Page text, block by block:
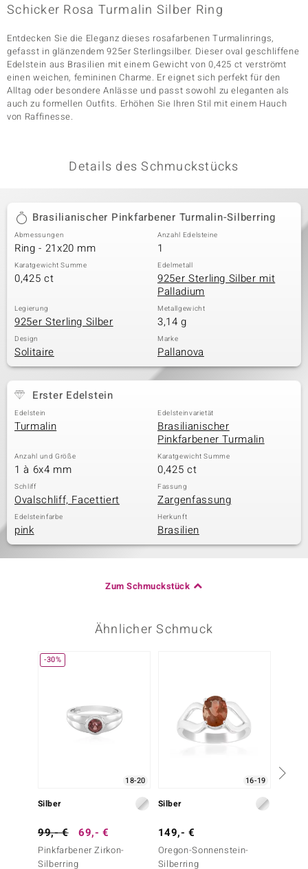
Schicker Rosa Turmalin Silber Ring
Entdecken Sie die Eleganz dieses rosafarbenen Turmalinrings,
gefasst in glänzendem 925er Sterlingsilber. Dieser oval geschliffene
Edelstein aus Brasilien mit einem Gewicht von 0,425 ct verströmt
einen weichen, femininen Charme. Er eignet sich perfekt für den
Alltag oder besondere Anlässe und passt sowohl zu eleganten als
auch zu formellen Outfits. Erhöhen Sie Ihren Stil mit einem Hauch
von Raffinesse.
Details des Schmuckstücks
Brasilianischer Pinkfarbener Turmalin-Silberring
Abmessungen
Ring - 21x20 mm
Anzahl Edelsteine
1
Karatgewicht Summe
0,425 ct
Edelmetall
925er Sterling Silber mit
Palladium
Legierung
925er Sterling Silber
Metallgewicht
3,14 g
Design
Solitaire
Marke
Pallanova
Erster Edelstein
Edelstein
Turmalin
Edelsteinvarietät
Brasilianischer
Pinkfarbener Turmalin
Anzahl und Größe
1 à 6x4 mm
Karatgewicht Summe
0,425 ct
Schliff
Ovalschliff, Facettiert
Fassung
Zargenfassung
Edelsteinfarbe
pink
Herkunft
Brasilien
Zum Schmuckstück
Ähnlicher Schmuck
-30%
18-20
Silber
99,- € 69,- €
Pinkfarbener Zirkon-
Silberring
16-19
Silber
149,- €
Oregon-Sonnenstein-
Silberring